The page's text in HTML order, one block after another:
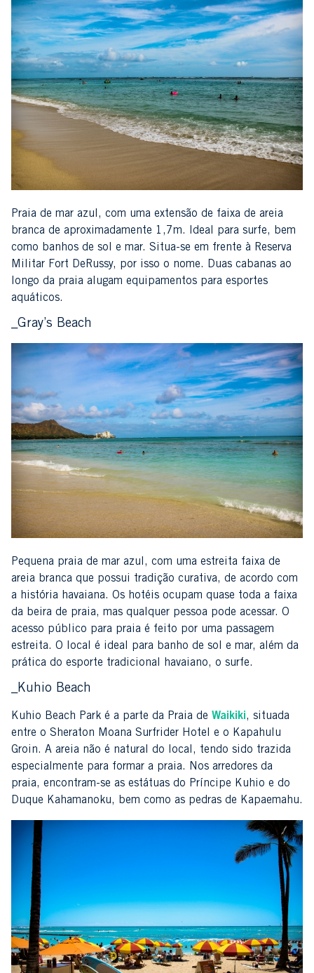
Praia de mar azul, com uma extensão de faixa de areia
branca de aproximadamente 1,7m. Ideal para surfe, bem
como banhos de sol e mar. Situa-se em frente à Reserva
Militar Fort DeRussy, por isso o nome. Duas cabanas ao
longo da praia alugam equipamentos para esportes
aquáticos.
_Gray’s Beach
Pequena praia de mar azul, com uma estreita faixa de
areia branca que possui tradição curativa, de acordo com
a história havaiana. Os hotéis ocupam quase toda a faixa
da beira de praia, mas qualquer pessoa pode acessar. O
acesso público para praia é feito por uma passagem
estreita. O local é ideal para banho de sol e mar, além da
prática do esporte tradicional havaiano, o surfe.
_Kuhio Beach
Kuhio Beach Park é a parte da Praia de Waikiki, situada
entre o Sheraton Moana Surfrider Hotel e o Kapahulu
Groin. A areia não é natural do local, tendo sido trazida
especialmente para formar a praia. Nos arredores da
praia, encontram-se as estátuas do Príncipe Kuhio e do
Duque Kahamanoku, bem como as pedras de Kapaemahu.